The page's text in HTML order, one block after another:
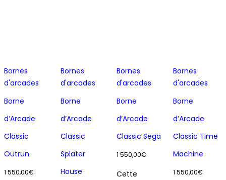
Bornes
d'arcades
Borne
d’Arcade
Classic
Outrun
1 550,00€
Bornes
d'arcades
Borne
d’Arcade
Classic
Splater
House
Bornes
d'arcades
Borne
d’Arcade
Classic Sega
1 550,00€
Cette
Bornes
d'arcades
Borne
d’Arcade
Classic Time
Machine
1 550,00€